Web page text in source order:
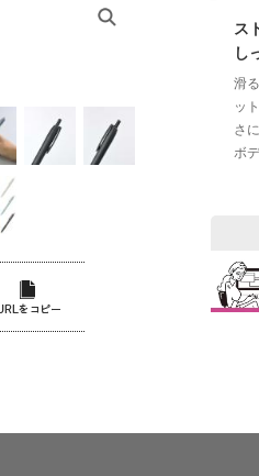
ス
し
滑
ッ
さ
ボ